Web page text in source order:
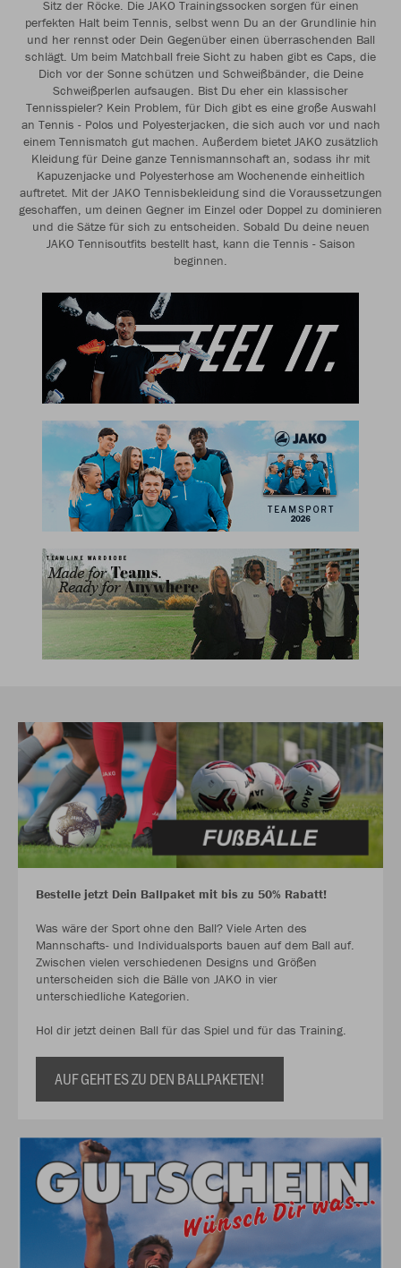
Sitz der Röcke. Die JAKO Trainingssocken sorgen für einen
perfekten Halt beim Tennis, selbst wenn Du an der Grundlinie hin
und her rennst oder Dein Gegenüber einen überraschenden Ball
schlägt. Um beim Matchball freie Sicht zu haben gibt es Caps, die
Dich vor der Sonne schützen und Schweißbänder, die Deine
Schweißperlen aufsaugen. Bist Du eher ein klassischer
Tennisspieler? Kein Problem, für Dich gibt es eine große Auswahl
an Tennis - Polos und Polyesterjacken, die sich auch vor und nach
einem Tennismatch gut machen. Außerdem bietet JAKO zusätzlich
Kleidung für Deine ganze Tennismannschaft an, sodass ihr mit
Kapuzenjacke und Polyesterhose am Wochenende einheitlich
auftretet. Mit der JAKO Tennisbekleidung sind die Voraussetzungen
geschaffen, um deinen Gegner im Einzel oder Doppel zu dominieren
und die Sätze für sich zu entscheiden. Sobald Du deine neuen
JAKO Tennisoutfits bestellt hast, kann die Tennis - Saison
beginnen.
Bestelle jetzt Dein Ballpaket mit bis zu 50% Rabatt!
Was wäre der Sport ohne den Ball? Viele Arten des
Mannschafts- und Individualsports bauen auf dem Ball auf.
Zwischen vielen verschiedenen Designs und Größen
unterscheiden sich die Bälle von JAKO in vier
unterschiedliche Kategorien.
Hol dir jetzt deinen Ball für das Spiel und für das Training.
AUF GEHT ES ZU DEN BALLPAKETEN!